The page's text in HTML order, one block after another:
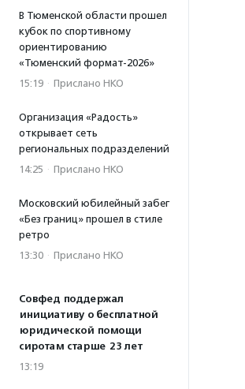
В Тюменской области прошел
кубок по спортивному
ориентированию
«Тюменский формат-2026»
15:19 · Прислано НКО
Организация «Радость»
открывает сеть
региональных подразделений
14:25 · Прислано НКО
Московский юбилейный забег
«Без границ» прошел в стиле
ретро
13:30 · Прислано НКО
Совфед поддержал
инициативу о бесплатной
юридической помощи
сиротам старше 23 лет
13:19